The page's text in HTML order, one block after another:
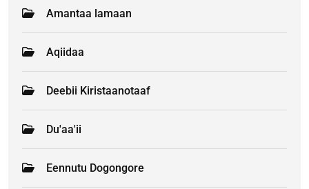
Amantaa lamaan
Aqiidaa
Deebii Kiristaanotaaf
Du'aa'ii
Eennutu Dogongore